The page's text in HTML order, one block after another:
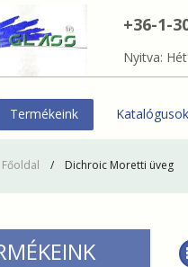
+36-1-
Nyitva:
Termékeink Katalógusok
Főoldal Dichroic Moretti üveg